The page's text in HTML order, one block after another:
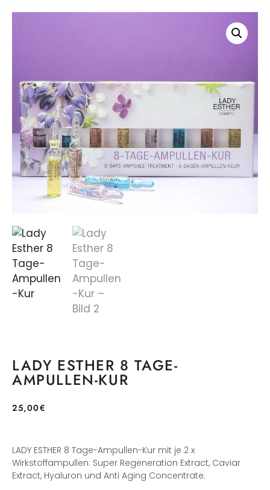
LADY ESTHER 8 TAGE-
AMPULLEN-KUR
25,00€
LADY ESTHER 8 Tage-Ampullen-Kur mit je 2 x
Wirkstoffampullen: Super Regeneration Extract, Caviar
Extract, Hyaluron und Anti Aging Concentrate.